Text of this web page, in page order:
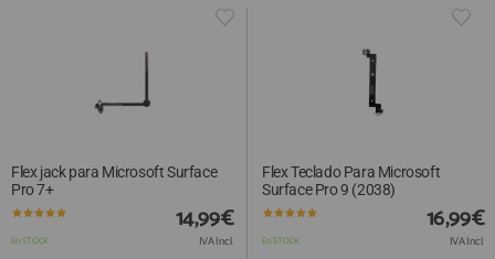
Flex jack para Microsoft Surface
Pro 7+
En STOCK
14,99€
IVA Incl.
Flex Teclado Para Microsoft
Surface Pro 9 (2038)
En STOCK
16,99€
IVA Incl.